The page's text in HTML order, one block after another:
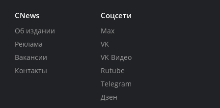
CNews
Об издании
Реклама
Вакансии
Контакты
Соцсети
Max
VK
VK Видео
Rutube
Telegram
Дзен